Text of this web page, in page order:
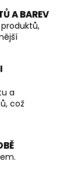
A BAREV
a
což